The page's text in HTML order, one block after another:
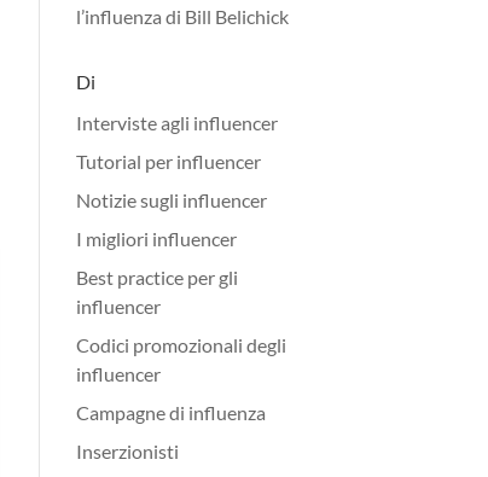
l’influenza di Bill Belichick
Di
Interviste agli influencer
Tutorial per influencer
Notizie sugli influencer
I migliori influencer
Best practice per gli
influencer
Codici promozionali degli
influencer
Campagne di influenza
Inserzionisti